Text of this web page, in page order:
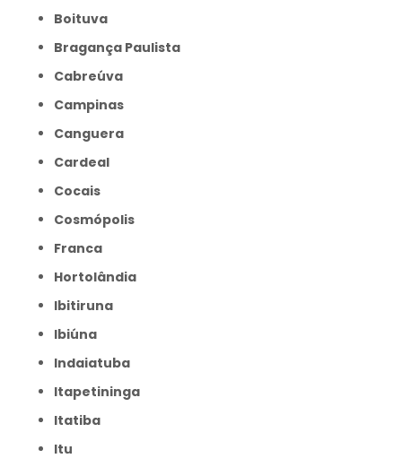
Boituva
Bragança Paulista
Cabreúva
Campinas
Canguera
Cardeal
Cocais
Cosmópolis
Franca
Hortolândia
Ibitiruna
Ibiúna
Indaiatuba
Itapetininga
Itatiba
Itu